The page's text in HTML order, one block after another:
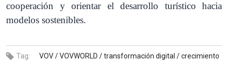
cooperación y orientar el desarrollo turístico hacia
modelos sostenibles.
Tag: VOV /VOVWORLD /transformación digital /crecimiento